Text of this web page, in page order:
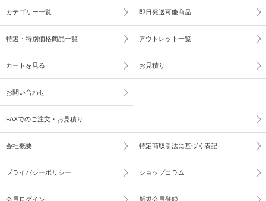
カテゴリー一覧 即日発送可能商品
特選・特別価格商品一覧 アウトレット一覧
カートを見る お見積り
お問い合わせ
FAXでのご注文・お見積り
会社概要 特定商取引法に基づく表記
プライバシーポリシー ショップコラム
会員ログイン 新規会員登録